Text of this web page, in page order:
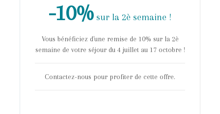
-10% sur la 2è semaine !
Vous bénéficiez d'une remise de 10% sur la 2è
semaine de votre séjour du 4 juillet au 17 octobre !
Contactez-nous pour profiter de cette offre.